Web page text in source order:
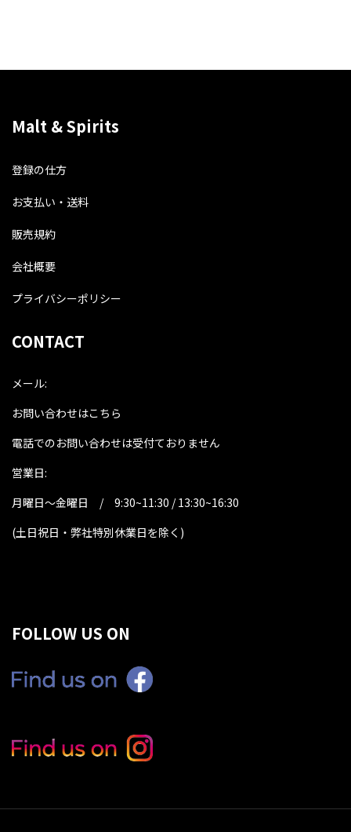
Malt & Spirits
登録の仕方
お支払い・送料
販売規約
会社概要
プライバシーポリシー
CONTACT
メール:
お問い合わせはこちら
電話でのお問い合わせは受付ておりません
営業日:
月曜日～金曜日 / 9:30~11:30 / 13:30~16:30
(土日祝日・弊社特別休業日を除く )
FOLLOW US ON